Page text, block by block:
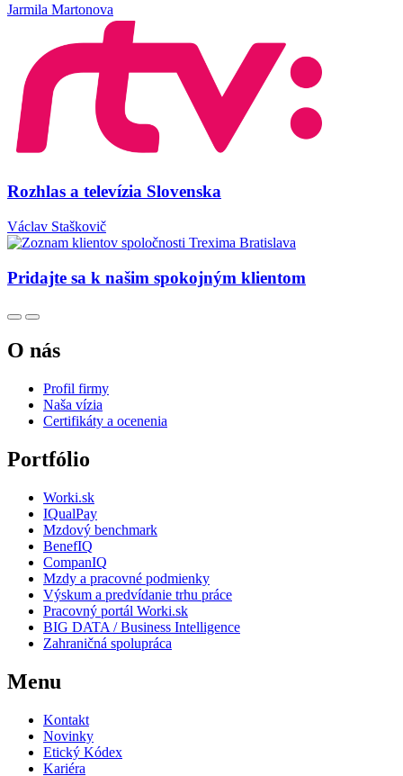
Jarmila Martonova
Rozhlas a televízia Slovenska
Václav Staškovič
Pridajte sa k našim spokojným klientom
O nás
Profil firmy
Naša vízia
Certifikáty a ocenenia
Portfólio
Worki.sk
IQualPay
Mzdový benchmark
BenefIQ
CompanIQ
Mzdy a pracovné podmienky
Výskum a predvídanie trhu práce
Pracovný portál Worki.sk
BIG DATA / Business Intelligence
Zahraničná spolupráca
Menu
Kontakt
Novinky
Etický Kódex
Kariéra